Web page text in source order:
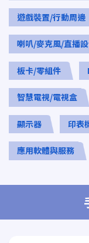
評分抽好禮
評審辦法
登入/註冊
遊戲裝置/行動周邊
喇叭/麥克風/直播
板卡/零組件
智慧電視/電視盒
顯示器 印表
應用軟體與服務